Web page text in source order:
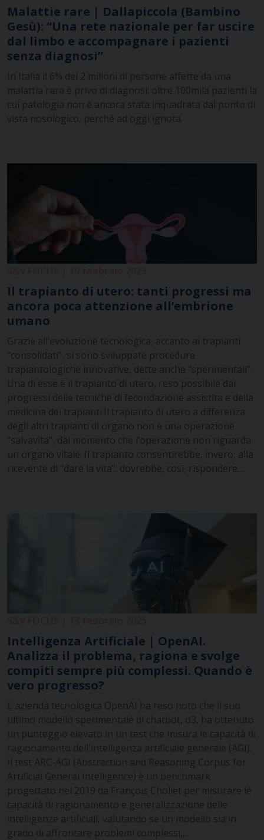
Malattie rare | Dallapiccola (Bambino
Gesù): “Una rete nazionale per far uscire
dal limbo e accompagnare i pazienti
senza diagnosi”
In Italia il 6% dei 2 milioni di persone affette da una
malattia rara è privo di diagnosi: oltre 100mila pazienti la
cui patologia non è ancora stata inquadrata dal punto di
vista nosologico, perché ad oggi ignota.
Il trapianto di utero: tanti progressi ma
ancora poca attenzione all’embrione
umano
Grazie all’evoluzione tecnologica, accanto ai trapianti
“consolidati”, si sono sviluppate procedure
trapiantologiche innovative, dette anche “sperimentali”.
Una di esse è il trapianto di utero, reso possibile dai
progressi delle tecniche di fecondazione assistita e della
medicina dei trapianti.Il trapianto di utero a differenza
degli altri trapianti di organo non è una operazione
“salvavita”, dal momento che l’operazione non riguarda
un organo vitale. Il trapianto consentirebbe, invero, alla
ricevente di “dare la vita”: dovrebbe, così, rispondere…
Intelligenza Artificiale | OpenAI.
Analizza il problema, ragiona e svolge
compiti sempre più complessi. Quando è
vero progresso?
L'azienda tecnologica OpenAI ha reso noto che il suo
ultimo modello sperimentale di chatbot, o3, ha ottenuto
un punteggio elevato in un test che misura le capacità di
ragionamento dell'intelligenza artificiale generale (AGI).
Il test ARC-AGI (Abstraction and Reasoning Corpus for
Artificial General Intelligence) è un benchmark
progettato nel 2019 da François Chollet per misurare le
capacità di ragionamento e generalizzazione delle
intelligenze artificiali, valutando se un modello sia in
grado di affrontare problemi complessi,…